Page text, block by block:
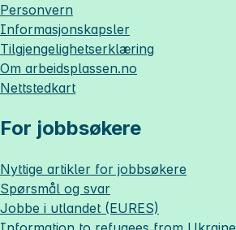
Personvern
Informasjonskapsler
Tilgjengelighetserklæring
Om arbeidsplassen.no
Nettstedkart
For jobbsøkere
Nyttige artikler for jobbsøkere
Spørsmål og svar
Jobbe i utlandet (EURES)